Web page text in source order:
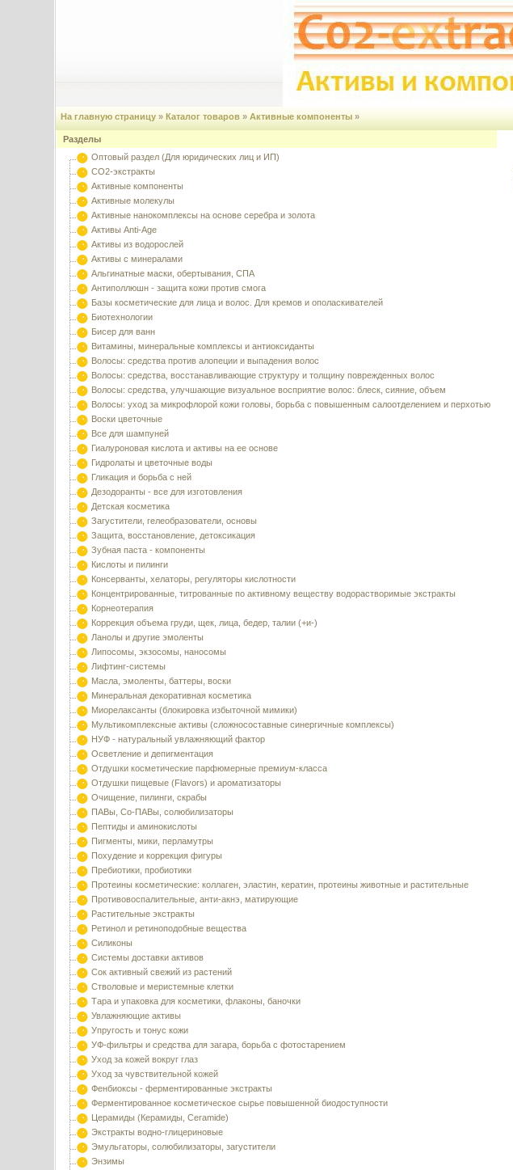
На главную страницу» Каталог товаров» Активные компоненты»
Разделы
Оптовый раздел (Для юридических лиц и ИП)
CO2-экстракты
Активные компоненты
Активные молекулы
Активные нанокомплексы на основе серебра и золота
Активы Anti-Age
Активы из водорослей
Активы с минералами
Альгинатные маски, обертывания, СПА
Антиполлюшн - защита кожи против смога
Базы косметические для лица и волос. Для кремов и ополаскивателей
Биотехнологии
Бисер для ванн
Витамины, минеральные комплексы и антиоксиданты
Волосы: средства против алопеции и выпадения волос
Волосы: средства, восстанавливающие структуру и толщину поврежденных волос
Волосы: средства, улучшающие визуальное восприятие волос: блеск, сияние, объем
Волосы: уход за микрофлорой кожи головы, борьба с повышенным салоотделением и перхотью
Воски цветочные
Все для шампуней
Гиалуроновая кислота и активы на ее основе
Гидролаты и цветочные воды
Гликация и борьба с ней
Дезодоранты - все для изготовления
Детская косметика
Загустители, гелеобразователи, основы
Защита, восстановление, детоксикация
Зубная паста - компоненты
Кислоты и пилинги
Консерванты, хелаторы, регуляторы кислотности
Концентрированные, титрованные по активному веществу водорастворимые экстракты
Корнеотерапия
Коррекция объема груди, щек, лица, бедер, талии (+и-)
Ланолы и другие эмоленты
Липосомы, экзосомы, наносомы
Лифтинг-системы
Масла, эмоленты, баттеры, воски
Минеральная декоративная косметика
Миорелаксанты (блокировка избыточной мимики)
Мультикомплексные активы (сложносоставные синергичные комплексы)
НУФ - натуральный увлажняющий фактор
Осветление и депигментация
Отдушки косметические парфюмерные премиум-класса
Отдушки пищевые (Flavors) и ароматизаторы
Очищение, пилинги, скрабы
ПАВы, Со-ПАВы, солюбилизаторы
Пептиды и аминокислоты
Пигменты, мики, перламутры
Похудение и коррекция фигуры
Пребиотики, пробиотики
Протеины косметические: коллаген, эластин, кератин, протеины животные и растительные
Противовоспалительные, анти-акнэ, матирующие
Растительные экстракты
Ретинол и ретиноподобные вещества
Силиконы
Системы доставки активов
Сок активный свежий из растений
Стволовые и меристемные клетки
Тара и упаковка для косметики, флаконы, баночки
Увлажняющие активы
Упругость и тонус кожи
УФ-фильтры и средства для загара, борьба с фотостарением
Уход за кожей вокруг глаз
Уход за чувствительной кожей
Фенбиоксы - ферментированные экстракты
Ферментированное косметическое сырье повышенной биодоступности
Церамиды (Керамиды, Ceramide)
Экстракты водно-глицериновые
Эмульгаторы, солюбилизаторы, загустители
Энзимы